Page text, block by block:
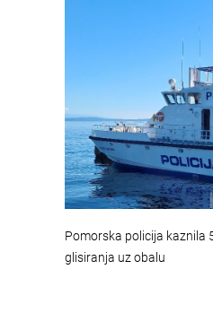
Pomorska policija kaznila
glisiranja uz obalu